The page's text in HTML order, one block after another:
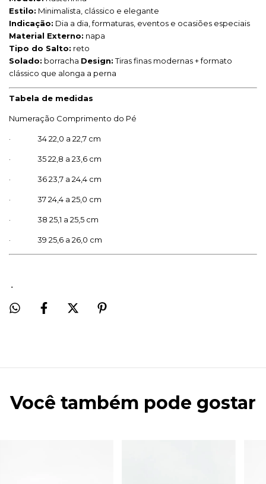
Estilo: Minimalista, clássico e elegante
Indicação: Dia a dia, formaturas, eventos e ocasiões especiais
Material Externo: napa
Tipo do Salto: reto
Solado: borracha Design:Tiras finas modernas + formato
clássico que alonga a perna
Tabela de medidas
Numeração Comprimento do Pé
· 34 22,0 a 22,7 cm
· 35 22,8 a 23,6 cm
· 36 23,7 a 24,4 cm
· 37 24,4 a 25,0 cm
· 38 25,1 a 25,5 cm
· 39 25,6 a 26,0 cm
.
Você também pode gostar